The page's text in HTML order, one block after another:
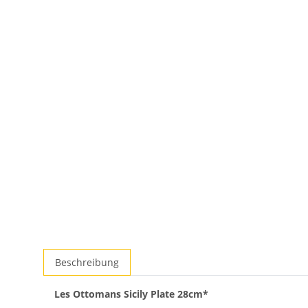
Beschreibung
Les Ottomans Sicily Plate 28cm*